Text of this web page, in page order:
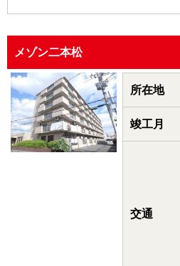
メゾン二本松
所在地
竣工月
交通